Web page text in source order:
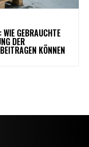
GEBRAUCHTE
DER
KÖNNEN